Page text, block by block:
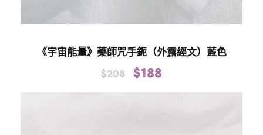
《宇宙能量》藥師咒手鈪（外露經文）藍色
$208 $188